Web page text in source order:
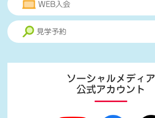
WEB入会
見学予約
ソーシャルメディア
公式アカウント